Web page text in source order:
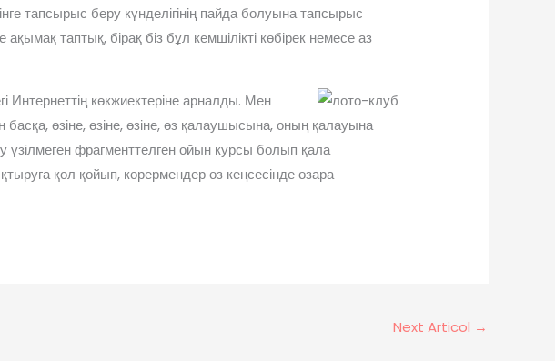
тапсырыс беру күнделігінің пайда болуына тапсырыс
таптық, бірақ біз бұл кемшілікті көбірек немесе аз
Интернеттің көкжиектеріне арналды. Мен
өзіне, өзіне, өзіне, өз қалаушысына, оның қалауына
фрагменттелген ойын курсы болып қала
қол қойып, көрермендер өз кеңсесінде өзара
Next Articol →